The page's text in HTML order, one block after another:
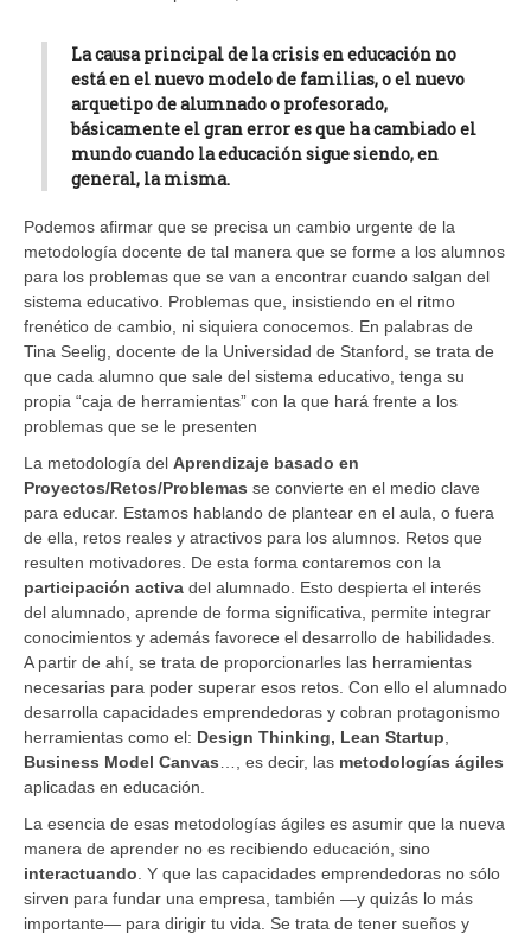
La causa principal de la crisis en educación no
está en el nuevo modelo de familias, o el nuevo
arquetipo de alumnado o profesorado,
básicamente el gran error es que ha cambiado el
mundo cuando la educación sigue siendo, en
general, la misma.
Podemos afirmar que se precisa un cambio urgente de la
metodología docente de tal manera que se forme a los alumnos
para los problemas que se van a encontrar cuando salgan del
sistema educativo. Problemas que, insistiendo en el ritmo
frenético de cambio, ni siquiera conocemos. En palabras de
Tina Seelig, docente de la Universidad de Stanford, se trata de
que cada alumno que sale del sistema educativo, tenga su
propia “caja de herramientas” con la que hará frente a los
problemas que se le presenten
La metodología del Aprendizaje basado en
Proyectos/Retos/Problemas se convierte en el medio clave
para educar. Estamos hablando de plantear en el aula, o fuera
de ella, retos reales y atractivos para los alumnos. Retos que
resulten motivadores. De esta forma contaremos con la
participación activa del alumnado. Esto despierta el interés
del alumnado, aprende de forma significativa, permite integrar
conocimientos y además favorece el desarrollo de habilidades.
A partir de ahí, se trata de proporcionarles las herramientas
necesarias para poder superar esos retos. Con ello el alumnado
desarrolla capacidades emprendedoras y cobran protagonismo
herramientas como el: Design Thinking, Lean Startup
Business Model Canvas …, es decir, las metodologías ágiles
aplicadas en educación.
La esencia de esas metodologías ágiles es asumir que la nueva
manera de aprender no es recibiendo educación, sino
interactuando . Y que las capacidades emprendedoras no sólo
sirven para fundar una empresa, también —y quizás lo más
importante— para dirigir tu vida. Se trata de tener sueños y